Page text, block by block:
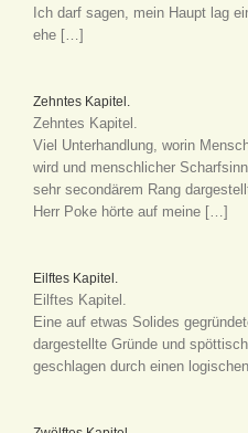
Ich darf sagen, mein Haupt lag
ehe […]
Zehntes Kapitel.
Zehntes Kapitel.
Viel Unterhandlung, worin
wird und menschlicher
sehr secondärem Rang
Herr Poke hörte auf meine […]
Eilftes Kapitel.
Eilftes Kapitel.
Eine auf etwas Solides
dargestellte Gründe und
geschlagen durch einen